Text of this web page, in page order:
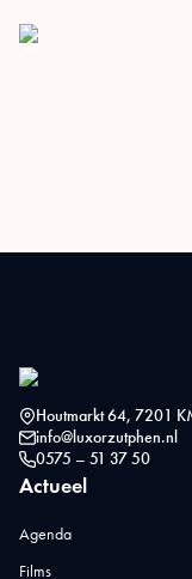
Houtmarkt 64, 7201
info@luxorzutphen.nl
0575 – 51 37 50
Actueel
Agenda
Films